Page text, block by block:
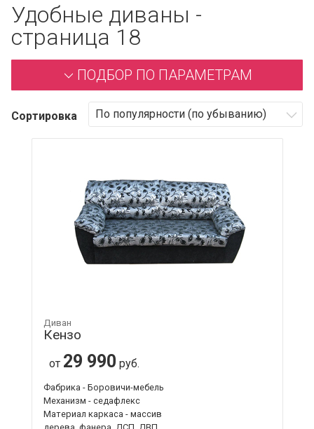
Удобные диваны -
страница 18
ПОДБОР ПО ПАРАМЕТРАМ
Сортировка
Диван
Кензо
от 29 990 руб.
Фабрика - Боровичи-мебель
Механизм - седафлекс
Материал каркаса - массив